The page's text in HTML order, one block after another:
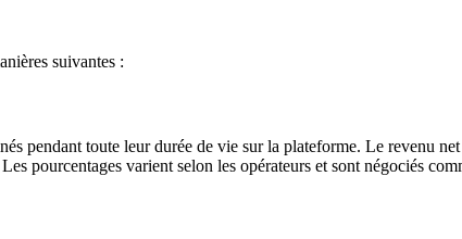
suivantes :
pendant toute leur durée de vie sur la plateforme. Le revenu
pourcentages varient selon les opérateurs et sont négociés